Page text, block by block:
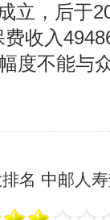
立，后于
收入
度不能与
名 中邮人